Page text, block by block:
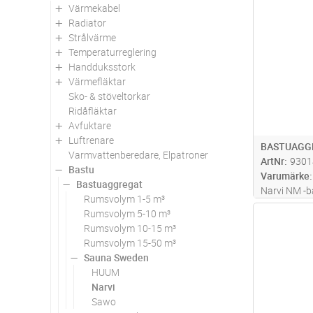
Värmekabel
Radiator
Strålvärme
Temperaturreglering
Handduksstork
Värmefläktar
Sko- & stöveltorkar
Ridåfläktar
Avfuktare
Luftrenare
Varmvattenberedare, Elpatroner
Bastu
Bastuaggregat
Rumsvolym 1-5 m³
Rumsvolym 5-10 m³
Rumsvolym 10-15 m³
Rumsvolym 15-50 m³
Sauna Sweden
HUUM
Narvi
Sawo
ArtNr
Varumärke
Narvi NM -
som
har
tack vare
...läs